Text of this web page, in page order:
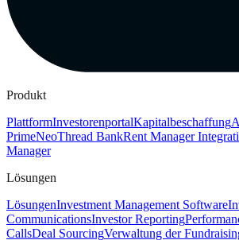
Produkt
PlattformInvestorenportalKapitalbeschaffung
PrimeNeoThread BankRent Manager
Manager
Lösungen
LösungenInvestment Management Software
CommunicationsInvestor Reporting
CallsDeal SourcingVerwaltung der